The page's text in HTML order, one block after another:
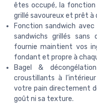
êtes occupé, la
grillé savoureux et prêt à
Fonction sandwich
sandwichs grillés sans
fournie maintient vos
fondant et propre à
Bagel &
croustillants à
votre pain directement
goût ni sa texture.